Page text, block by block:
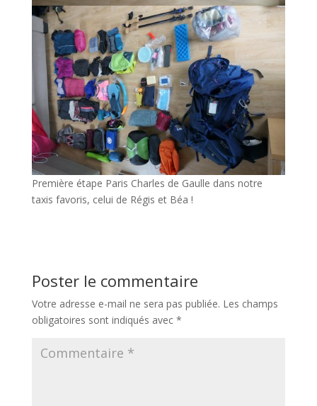
Première étape Paris Charles de Gaulle dans notre
taxis favoris, celui de Régis et Béa !
Poster le commentaire
Votre adresse e-mail ne sera pas publiée. Les champs
obligatoires sont indiqués avec *